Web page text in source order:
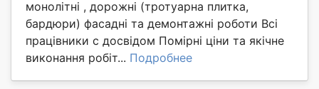
монолітні , дорожні (тротуарна плитка,
бардюри) фасадні та демонтажні роботи Всі
працівники с досвідом Помірні ціни та якічне
виконання робіт... Подробнее